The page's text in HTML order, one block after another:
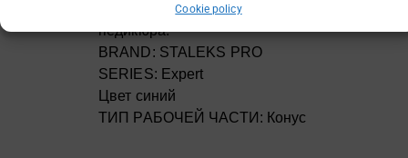
Cookie policy
НАЗНАЧЕНИЕ: Для маникюра и
педикюра.
BRAND: STALEKS PRO
SERIES: Expert
Цвет синий
ТИП РАБОЧЕЙ ЧАСТИ: Конус